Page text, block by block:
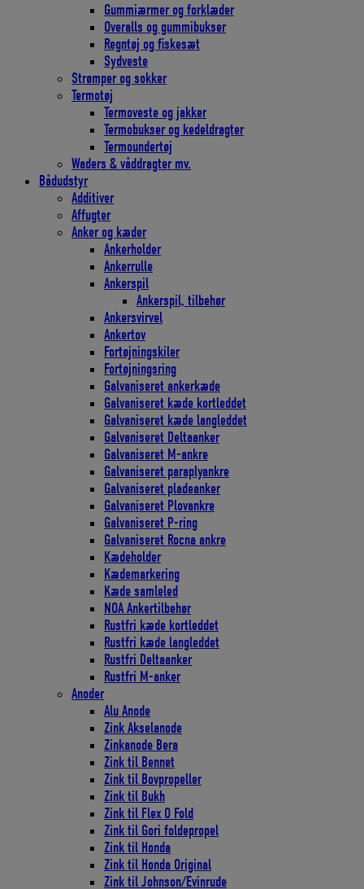
Gummiærmer og forklæder
Overalls og gummibukser
Regntøj og fiskesæt
Sydveste
Strømper og sokker
Termotøj
Termoveste og jakker
Termobukser og kedeldragter
Termoundertøj
Waders & våddragter mv.
Bådudstyr
Additiver
Affugter
Anker og kæder
Ankerholder
Ankerrulle
Ankerspil
Ankerspil, tilbehør
Ankersvirvel
Ankertov
Fortøjningskiler
Fortøjningsring
Galvaniseret ankerkæde
Galvaniseret kæde kortleddet
Galvaniseret kæde langleddet
Galvaniseret Deltaanker
Galvaniseret M-ankre
Galvaniseret paraplyankre
Galvaniseret pladeanker
Galvaniseret Plovankre
Galvaniseret P-ring
Galvaniseret Rocna ankre
Kædeholder
Kædemarkering
Kæde samleled
NOA Ankertilbehør
Rustfri kæde kortleddet
Rustfri kæde langleddet
Rustfri Deltaanker
Rustfri M-anker
Anoder
Alu Anode
Zink Akselanode
Zinkanode Bera
Zink til Bennet
Zink til Bovpropeller
Zink til Bukh
Zink til Flex O Fold
Zink til Gori foldepropel
Zink til Honda
Zink til Honda Original
Zink til Johnson/Evinrude